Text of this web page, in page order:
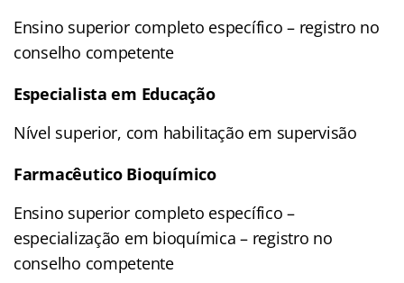
Ensino superior completo específico – registro no
conselho competente
Especialista em Educação
Nível superior, com habilitação em supervisão
Farmacêutico Bioquímico
Ensino superior completo específico –
especialização em bioquímica – registro no
conselho competente